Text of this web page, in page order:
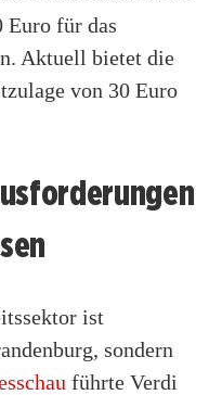
Euro für das
Aktuell bietet die
von 30 Euro
ist
sondern
führte Verdi